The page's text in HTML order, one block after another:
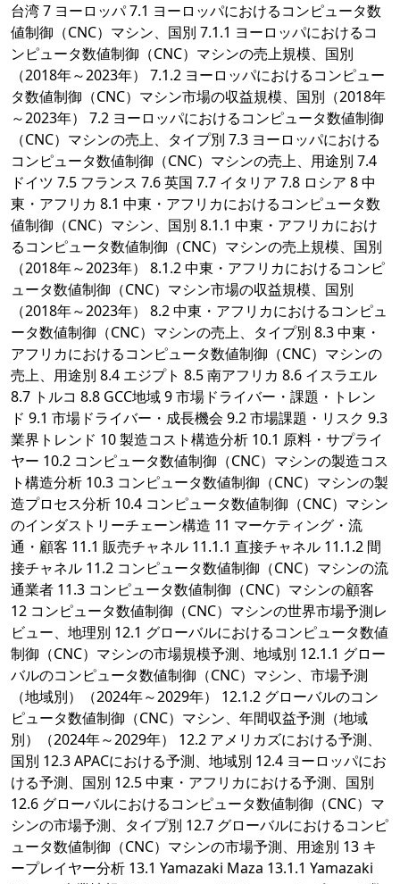
台湾 7 ヨーロッパ 7.1 ヨーロッパにおけるコンピュータ数
値制御（CNC）マシン、国別 7.1.1 ヨーロッパにおけるコ
ンピュータ数値制御（CNC）マシンの売上規模、国別
（2018年～2023年） 7.1.2 ヨーロッパにおけるコンピュー
タ数値制御（CNC）マシン市場の収益規模、国別（2018年
～2023年） 7.2 ヨーロッパにおけるコンピュータ数値制御
（CNC）マシンの売上、タイプ別 7.3 ヨーロッパにおける
コンピュータ数値制御（CNC）マシンの売上、用途別 7.4
ドイツ 7.5 フランス 7.6 英国 7.7 イタリア 7.8 ロシア 8 中
東・アフリカ 8.1 中東・アフリカにおけるコンピュータ数
値制御（CNC）マシン、国別 8.1.1 中東・アフリカにおけ
るコンピュータ数値制御（CNC）マシンの売上規模、国別
（2018年～2023年） 8.1.2 中東・アフリカにおけるコンピ
ュータ数値制御（CNC）マシン市場の収益規模、国別
（2018年～2023年） 8.2 中東・アフリカにおけるコンピュ
ータ数値制御（CNC）マシンの売上、タイプ別 8.3 中東・
アフリカにおけるコンピュータ数値制御（CNC）マシンの
売上、用途別 8.4 エジプト 8.5 南アフリカ 8.6 イスラエル
8.7 トルコ 8.8 GCC地域 9 市場ドライバー・課題・トレン
ド 9.1 市場ドライバー・成長機会 9.2 市場課題・リスク 9.3
業界トレンド 10 製造コスト構造分析 10.1 原料・サプライ
ヤー 10.2 コンピュータ数値制御（CNC）マシンの製造コス
ト構造分析 10.3 コンピュータ数値制御（CNC）マシンの製
造プロセス分析 10.4 コンピュータ数値制御（CNC）マシン
のインダストリーチェーン構造 11 マーケティング・流
通・顧客 11.1 販売チャネル 11.1.1 直接チャネル 11.1.2 間
接チャネル 11.2 コンピュータ数値制御（CNC）マシンの流
通業者 11.3 コンピュータ数値制御（CNC）マシンの顧客
12 コンピュータ数値制御（CNC）マシンの世界市場予測レ
ビュー、地理別 12.1 グローバルにおけるコンピュータ数値
制御（CNC）マシンの市場規模予測、地域別 12.1.1 グロー
バルのコンピュータ数値制御（CNC）マシン、市場予測
（地域別）（2024年～2029年） 12.1.2 グローバルのコン
ピュータ数値制御（CNC）マシン、年間収益予測（地域
別）（2024年～2029年） 12.2 アメリカズにおける予測、
国別 12.3 APACにおける予測、地域別 12.4 ヨーロッパにお
ける予測、国別 12.5 中東・アフリカにおける予測、国別
12.6 グローバルにおけるコンピュータ数値制御（CNC）マ
シンの市場予測、タイプ別 12.7 グローバルにおけるコンピ
ュータ数値制御（CNC）マシンの市場予測、用途別 13 キ
ープレイヤー分析 13.1 Yamazaki Maza 13.1.1 Yamazaki